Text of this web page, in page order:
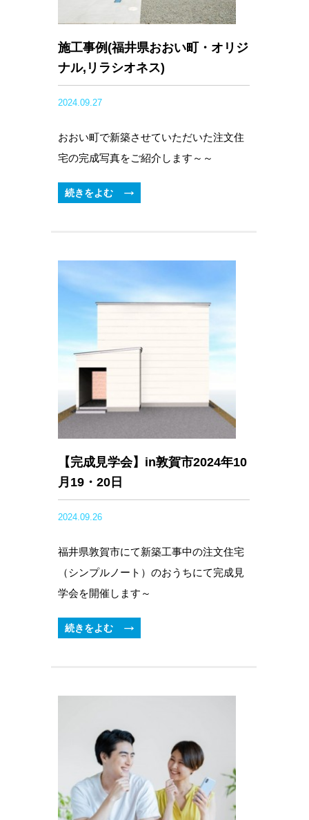
施工事例(福井県おおい町・オリジ
ナル,リラシオネス)
2024.09.27
おおい町で新築させていただいた注文住
宅の完成写真をご紹介します～～
続きをよむ
【完成見学会】in敦賀市2024年10
月19・20日
2024.09.26
福井県敦賀市にて新築工事中の注文住宅
（シンプルノート）のおうちにて完成見
学会を開催します～
続きをよむ